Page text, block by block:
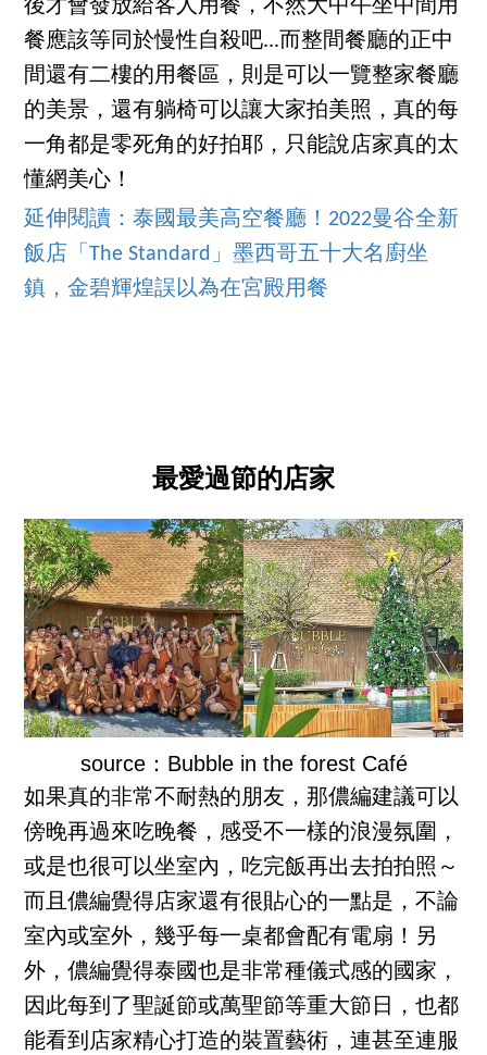
後才會發放給客人用餐，不然大中午坐中間用
餐應該等同於慢性自殺吧...而整間餐廳的正中
間還有二樓的用餐區，則是可以一覽整家餐廳
的美景，還有躺椅可以讓大家拍美照，真的每
一角都是零死角的好拍耶，只能說店家真的太
懂網美心！
延伸閱讀：泰國最美高空餐廳！2022曼谷全新
飯店「The Standard」墨西哥五十大名廚坐
鎮，金碧輝煌誤以為在宮殿用餐
最愛過節的店家
source：Bubble in the forest Café
如果真的非常不耐熱的朋友，那儂編建議可以
傍晚再過來吃晚餐，感受不一樣的浪漫氛圍，
或是也很可以坐室內，吃完飯再出去拍拍照～
而且儂編覺得店家還有很貼心的一點是，不論
室內或室外，幾乎每一桌都會配有電扇！另
外，儂編覺得泰國也是非常種儀式感的國家，
因此每到了聖誕節或萬聖節等重大節日，也都
能看到店家精心打造的裝置藝術，連甚至連服